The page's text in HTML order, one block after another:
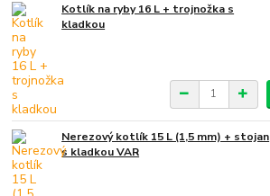
Kotlík na ryby 16 L + trojnožka s
kladkou
Nerezový kotlík 15 L (1,5 mm) + stojan
s kladkou VAR